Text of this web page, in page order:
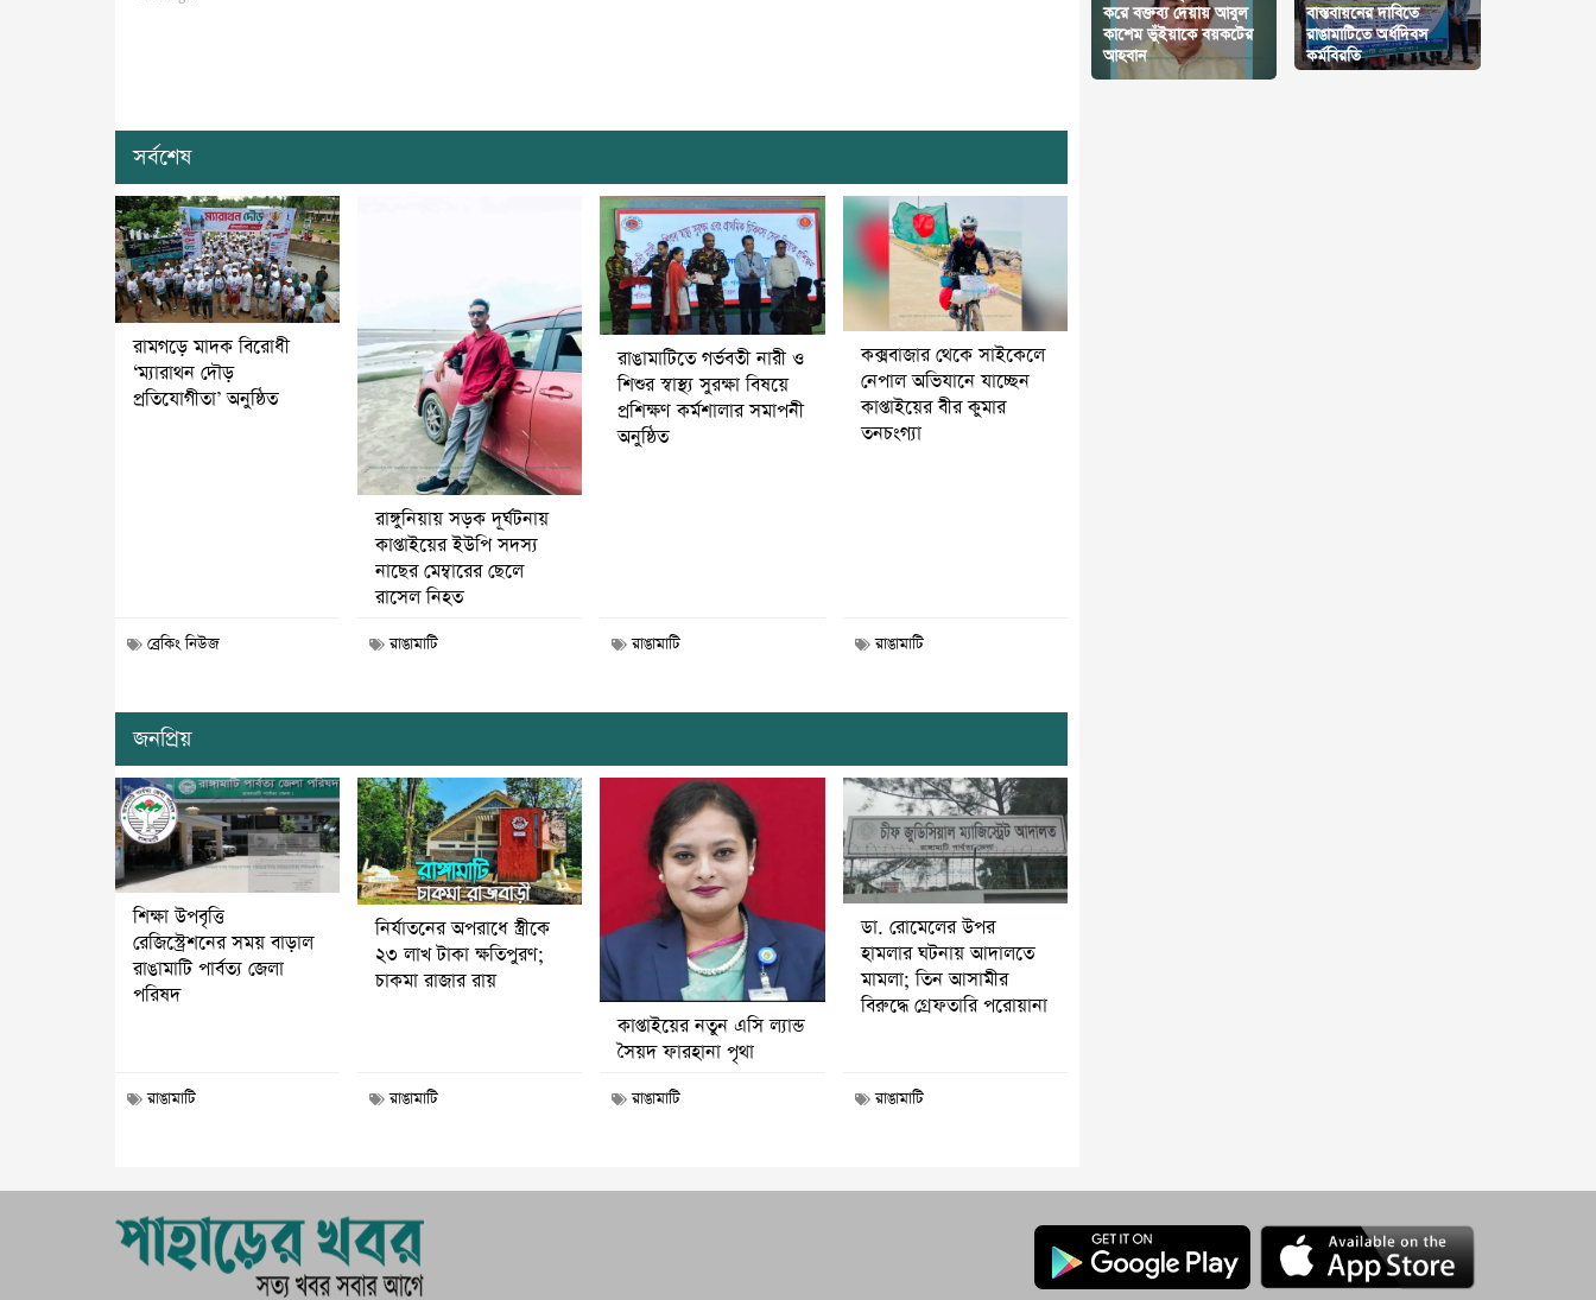
সর্বশেষ
রামগড়ে মাদক বিরোধী
‘ম্যারাথন দৌড়
প্রতিযোগীতা’ অনুষ্ঠিত
ব্রেকিং নিউজ
রাঙ্গুনিয়ায় সড়ক দূর্ঘটনায়
কাপ্তাইয়ের ইউপি সদস্য
নাছের মেম্বারের ছেলে
রাসেল নিহত
রাঙামাটি
রাঙামাটিতে গর্ভবতী নারী ও
শিশুর স্বাস্থ্য সুরক্ষা বিষয়ে
প্রশিক্ষণ কর্মশালার সমাপনী
অনুষ্ঠিত
রাঙামাটি
কক্সবাজার থেকে সাইকেলে
নেপাল অভিযানে যাচ্ছেন
কাপ্তাইয়ের বীর কুমার
তনচংগ্যা
রাঙামাটি
জনপ্রিয়
শিক্ষা উপবৃত্তি
রেজিস্ট্রেশনের সময় বাড়াল
রাঙামাটি পার্বত্য জেলা
পরিষদ
রাঙামাটি
নির্যাতনের অপরাধে স্ত্রীকে
২৩ লাখ টাকা ক্ষতিপুরণ;
চাকমা রাজার রায়
রাঙামাটি
কাপ্তাইয়ের নতুন এসি ল্যান্ড
সৈয়দ ফারহানা পৃথা
রাঙামাটি
ডা. রোমেলের উপর
হামলার ঘটনায় আদালতে
মামলা; তিন আসামীর
বিরুদ্ধে গ্রেফতারি পরোয়ানা
রাঙামাটি
করে বক্তব্য দেয়ায় আবুল
কাশেম ভুঁইয়াকে বয়কটের
আহবান
বাস্তবায়নের দাবিতে
রাঙামাটিতে অর্ধদিবস
কর্মবিরতি